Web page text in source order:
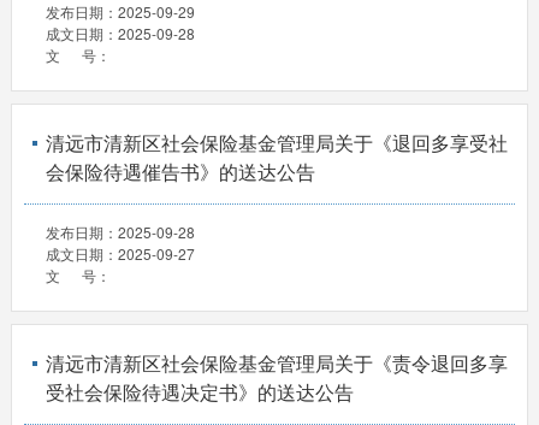
发布日期： 2025-09-29
成文日期： 2025-09-28
文 号：
清远市清新区社会保险基金管理局关于《退回多享受社
会保险待遇催告书》的送达公告
发布日期： 2025-09-28
成文日期： 2025-09-27
文 号：
清远市清新区社会保险基金管理局关于《责令退回多享
受社会保险待遇决定书》的送达公告